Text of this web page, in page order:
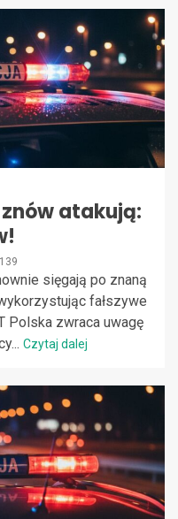
atakują:
139
sięgają po znaną
fałszywe
Polska zwraca uwagę
Czytaj dalej